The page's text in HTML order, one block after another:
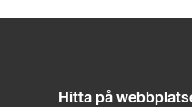
Hitta på